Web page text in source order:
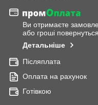
Ви отримаєте
або гроші
Детальніше
Післяплата
Оплата на рахунок
Готівкою